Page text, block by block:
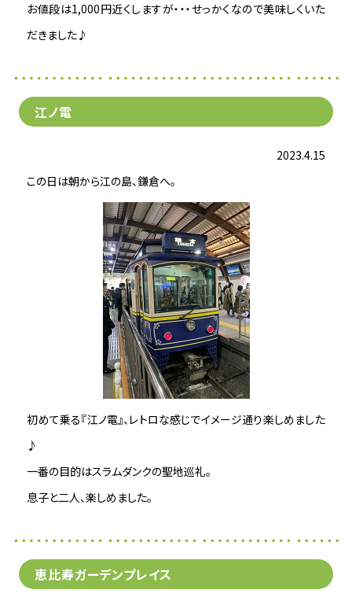
お値段は1,000円近くしますが・・・せっかくなので美味しくいた
だきました♪
江ノ電
2023.4.15
この日は朝から江の島、鎌倉へ。
初めて乗る『江ノ電』、レトロな感じでイメージ通り楽しめました
♪
一番の目的はスラムダンクの聖地巡礼。
息子と二人、楽しめました。
恵比寿ガーデンプレイス